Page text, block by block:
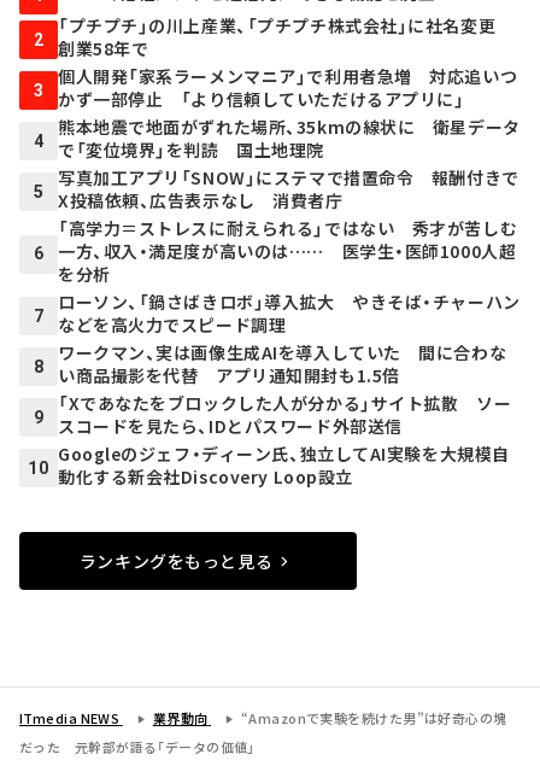
2
「プチプチ」の川上産業、「プチプチ株式会社」に社名変更
創業58年で
3
個人開発「家系ラーメンマニア」で利用者急増 対応追いつ
かず一部停止 「より信頼していただけるアプリに」
4
熊本地震で地面がずれた場所、35kmの線状に 衛星データ
で「変位境界」を判読 国土地理院
5
写真加工アプリ「SNOW」にステマで措置命令 報酬付きで
X投稿依頼、広告表示なし 消費者庁
6
「高学力＝ストレスに耐えられる」ではない 秀才が苦しむ
一方、収入・満足度が高いのは…… 医学生・医師1000人超
を分析
7
ローソン、「鍋さばきロボ」導入拡大 やきそば・チャーハン
などを高火力でスピード調理
8
ワークマン、実は画像生成AIを導入していた 間に合わな
い商品撮影を代替 アプリ通知開封も1.5倍
9
「Xであなたをブロックした人が分かる」サイト拡散 ソー
スコードを見たら、IDとパスワード外部送信
10
Googleのジェフ・ディーン氏、独立してAI実験を大規模自
動化する新会社Discovery Loop設立
ランキングをもっと見る
ITmedia NEWS 業界動向
“Amazonで実験を続けた男”は好奇心の塊
だった 元幹部が語る「データの価値」